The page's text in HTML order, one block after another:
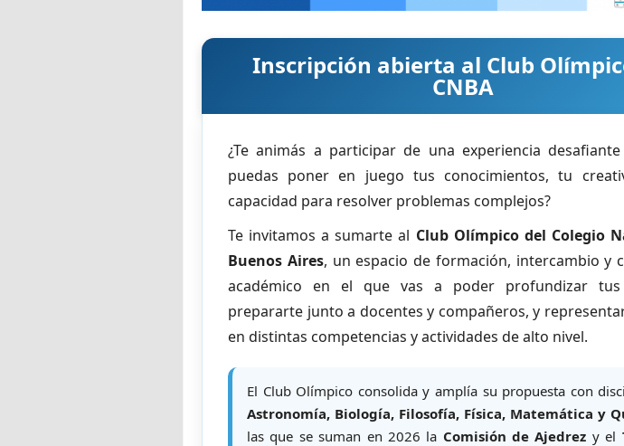
Inscripción abierta al Club
CNBA
¿Te animás a participar de una experiencia
puedas poner en juego tus conocimientos, tu
capacidad para resolver problemas complejos?
Te invitamos a sumarte al Club Olímpico del Colegio
Buenos Aires, un espacio de formación, intercambio y
académico en el que vas a poder profundizar tus
prepararte junto a docentes y compañeros, y
en distintas competencias y actividades de alto nivel.
El Club Olímpico consolida y amplía su propuesta con
Astronomía, Biología, Filosofía, Física, Matemática y
las que se suman en 2026 la Comisión de Ajedrez y el